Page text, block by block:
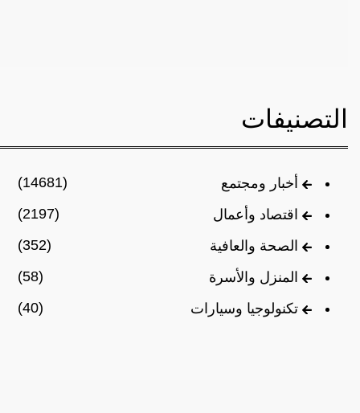
التصنيفات
أخبار ومجتمع
(14681)
اقتصاد وأعمال
(2197)
الصحة والعافية
(352)
المنزل والأسرة
(58)
تكنولوجيا وسيارات
(40)